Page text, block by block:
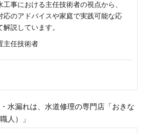
事における主任技術者の視点から、
応のアドバイスや家庭で実践可能な応
説しています。
主任技術者
水漏れは、水道修理の専門店「おきな
人）」